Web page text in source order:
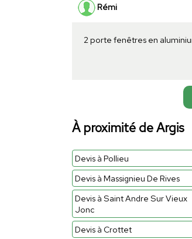
Rémi
2 porte fenêtres en
À proximité de Argis
Devis à Pollieu
Devis à Massignieu De Rives
Devis à Saint Andre Sur Vieux
Jonc
Devis à Crottet